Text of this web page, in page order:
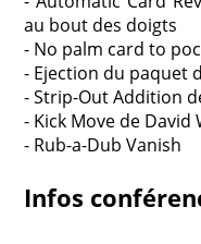
au bout des doigts
- No palm card to
- Ejection du paquet
- Strip-Out Addition
- Kick Move de David
- Rub-a-Dub Vanish
Infos